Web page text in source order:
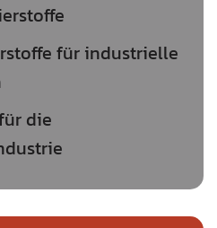
für industrielle
die